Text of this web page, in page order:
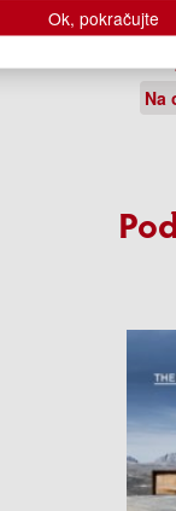
Na
Ok, pokračujte